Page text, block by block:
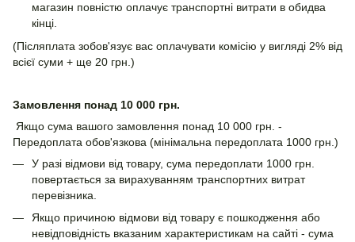
магазин повністю оплачує транспортні витрати в обидва
кінці.
(Післяплата зобов'язує вас оплачувати комісію у вигляді 2% від
всієї суми + ще 20 грн.)
Замовлення понад 10 000 грн.
Якщо сума вашого замовлення понад 10 000 грн. -
Передоплата обов'язкова (мінімальна передоплата 1000 грн.)
У разі відмови від товару, сума передоплати 1000 грн.
повертається за вирахуванням транспортних витрат
перевізника.
Якщо причиною відмови від товару є пошкодження або
невідповідність вказаним характеристикам на сайті - сума